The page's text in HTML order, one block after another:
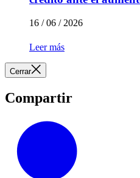
16 / 06 / 2026
Leer más
Cerrar
Compartir